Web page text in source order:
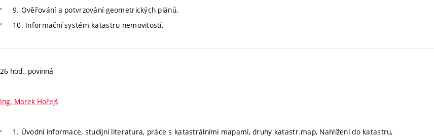
9. Ověřování a potvrzování geometrických plánů.
10. Informační systém katastru nemovitostí.
26 hod., povinná
Ing. Marek Hořejš
1. Úvodní informace, studijní literatura, práce s katastrálními mapami, druhy katastr.map, Nahlížení do katastru,